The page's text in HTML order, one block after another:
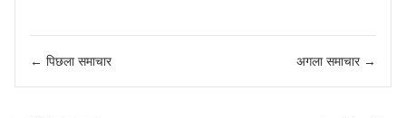
← पिछला समाचार अगला समाचार →